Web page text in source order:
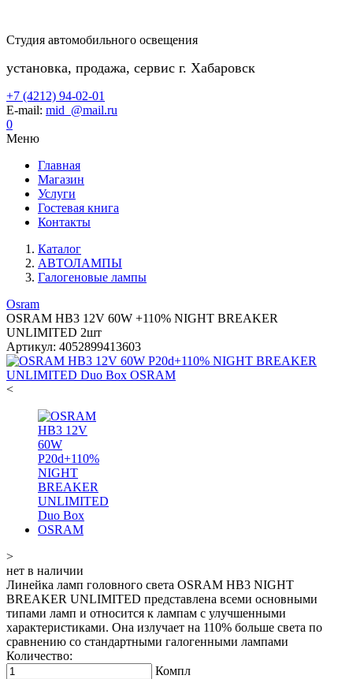
Студия автомобильного освещения
установка, продажа, сервис г. Хабаровск
+7 (4212) 94-02-01
E-mail: mid_@mail.ru
0
Меню
Главная
Магазин
Услуги
Гостевая книга
Контакты
Каталог
АВТОЛАМПЫ
Галогеновые лампы
Osram
OSRAM HB3 12V 60W +110% NIGHT BREAKER
UNLIMITED 2шт
Артикул: 4052899413603
<
>
нет в наличии
Линейка ламп головного света OSRAM HB3 NIGHT
BREAKER UNLIMITED представлена всеми основными
типами ламп и относится к лампам с улучшенными
характеристиками. Она излучает на 110% больше света по
сравнению со стандартными галогенными лампами
Количество:
Компл